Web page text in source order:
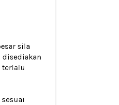
sila
disediakan
terlalu